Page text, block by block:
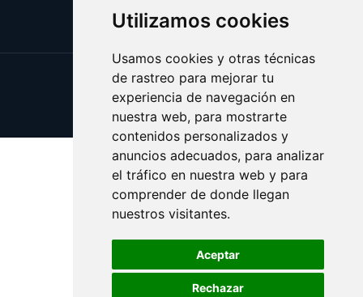
Utilizamos cookies
Usamos cookies y otras técnicas
de rastreo para mejorar tu
experiencia de navegación en
nuestra web, para mostrarte
contenidos personalizados y
anuncios adecuados, para analizar
el tráfico en nuestra web y para
comprender de donde llegan
nuestros visitantes.
Aceptar
Rechazar
Update cookies preferences
Copyright © 2025 farmaco.es